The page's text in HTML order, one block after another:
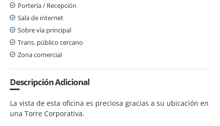
Portería / Recepción
Sala de internet
Sobre vía principal
Trans. público cercano
Zona comercial
Descripción Adicional
La vista de esta oficina es preciosa gracias a su ubicación en
una Torre Corporativa.